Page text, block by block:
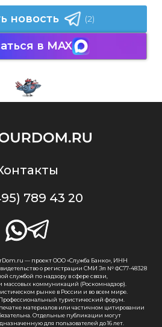
новость (2)
в MAX
789 43 20
— проект ООО «Служба Банко», ИНН
Свидетельство о регистрации СМИ Эл № ФС77-48328
службой по надзору в сфере связи,
коммуникаций (Роскомнадзор).
рынке в России и во всем мире.
туристический форум.
материалов или частичном цитировании
Отдельные публикации могут
для пользователей до 16 лет.